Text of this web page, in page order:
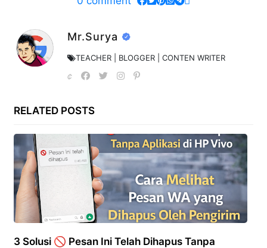
Mr.Surya
TEACHER | BLOGGER | CONTEN WRITER
RELATED POSTS
3 Solusi 🚫 Pesan Ini Telah Dihapus Tanpa